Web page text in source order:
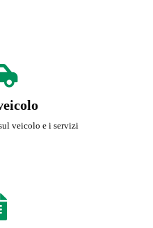
veicolo e i servizi